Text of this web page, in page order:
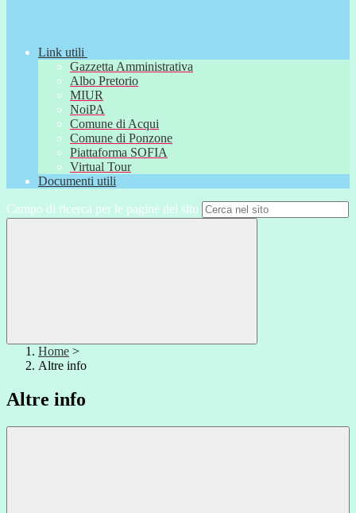
Link utili
Gazzetta Amministrativa
Albo Pretorio
MIUR
NoiPA
Comune di Acqui
Comune di Ponzone
Piattaforma SOFIA
Virtual Tour
Documenti utili
Campo di ricerca per le pagine del sito
Home >
Altre info
Altre info